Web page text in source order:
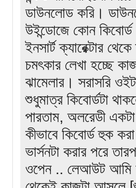
ডাউনলোড করি।
উইন্ডোজে কোন
ইনসার্ট ক্যারেক্টার
চমৎকার লেখা হচ্ছে
ঝামেলার। সরাসরি
শুধুমাত্র কিবোর্ডটা
পারতাম, অলরেডী
কীভাবে কিবোর্ড হুক
ভার্সনটা করার পরে
ওপেন .. লেআউট আমি